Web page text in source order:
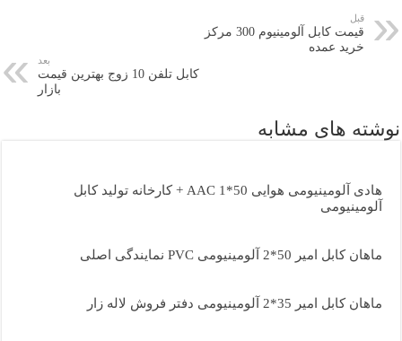
قبل
قیمت کابل آلومینیوم 300 مرکز
خرید عمده
بعد
کابل تلفن 10 زوج بهترین قیمت
بازار
نوشته های مشابه
هادی آلومینیومی هوایی 50*1 AAC + کارخانه تولید کابل
آلومینیومی
ماهان کابل امیر 50*2 آلومینیومی PVC نمایندگی اصلی
ماهان کابل امیر 35*2 آلومینیومی دفتر فروش لاله زار